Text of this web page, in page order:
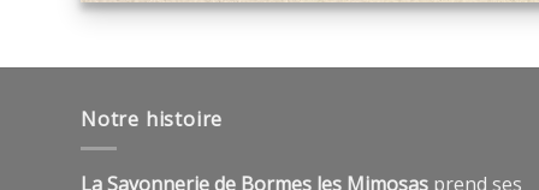
Notre histoire
La Savonnerie de Bormes les Mimosas prend ses